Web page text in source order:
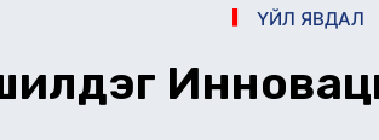
ҮЙЛ ЯВДАЛ